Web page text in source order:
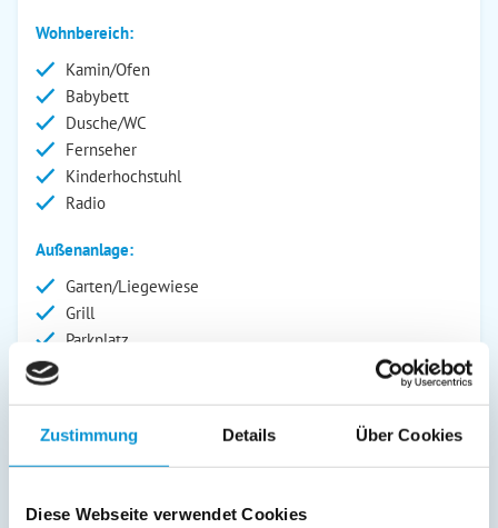
Zustimmung Details Über Cookies
Diese Webseite verwendet Cookies
Wohnbereich:
Kamin/Ofen
Babybett
Dusche/WC
Fernseher
Kinderhochstuhl
Radio
Außenanlage:
Garten/Liegewiese
Grill
Parkplatz
Service:
Bettwäsche inkl.